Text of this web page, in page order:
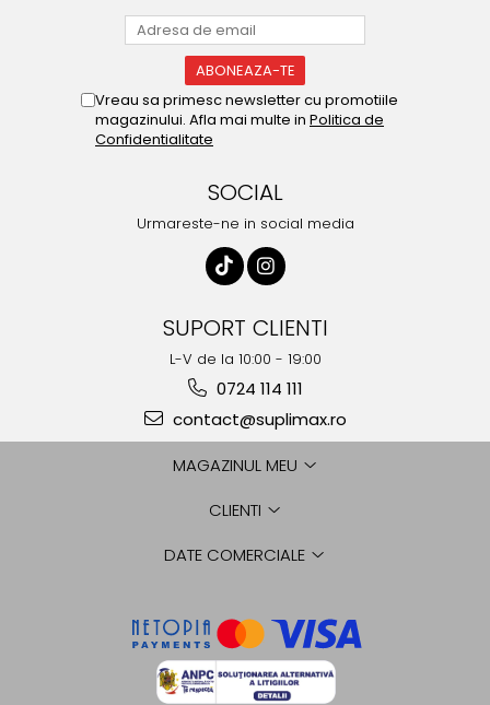
Vreau sa primesc newsletter cu promotiile
magazinului. Afla mai multe in Politica de
Confidentialitate
SOCIAL
Urmareste-ne in social media
SUPORT CLIENTI
L-V de la 10:00 - 19:00
0724 114 111
contact@suplimax.ro
MAGAZINUL MEU
CLIENTI
DATE COMERCIALE